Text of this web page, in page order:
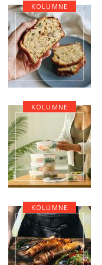
KOLUMNE
KOLUMNE
KOLUMNE